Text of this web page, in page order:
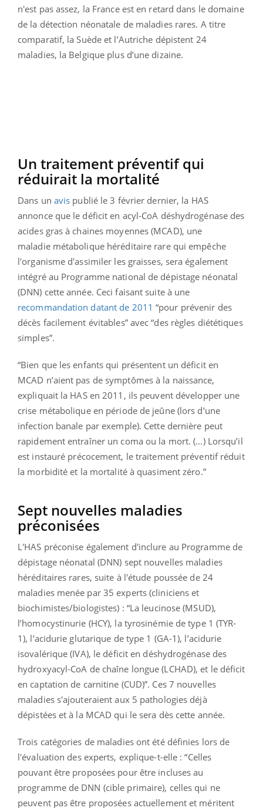
n'est pas assez, la France est en retard dans le domaine
de la détection néonatale de maladies rares. A titre
comparatif, la Suède et l’Autriche dépistent 24
maladies, la Belgique plus d’une dizaine.
Un traitement préventif qui
réduirait la mortalité
Dans un avis publié le 3 février dernier, la HAS
annonce que le déficit en acyl-CoA déshydrogénase des
acides gras à chaines moyennes (MCAD), une
maladie métabolique héréditaire rare qui empêche
l'organisme d'assimiler les graisses, sera également
intégré au Programme national de dépistage néonatal
(DNN) cette année. Ceci faisant suite à une
recommandation datant de 2011 “pour prévenir des
décès facilement évitables” avec “des règles diététiques
simples”.
“Bien que les enfants qui présentent un déficit en
MCAD n’aient pas de symptômes à la naissance,
expliquait la HAS en 2011, ils peuvent développer une
crise métabolique en période de jeûne (lors d’une
infection banale par exemple). Cette dernière peut
rapidement entraîner un coma ou la mort. (...) Lorsqu’il
est instauré précocement, le traitement préventif réduit
la morbidité et la mortalité à quasiment zéro.”
Sept nouvelles maladies
préconisées
L'HAS préconise également d'inclure au Programme de
dépistage néonatal (DNN) sept nouvelles maladies
héréditaires rares, suite à l'étude poussée de 24
maladies menée par 35 experts (cliniciens et
biochimistes/biologistes) : “La leucinose (MSUD),
l’homocystinurie (HCY), la tyrosinémie de type 1 (TYR-
1), l’acidurie glutarique de type 1 (GA-1), l’acidurie
isovalérique (IVA), le déficit en déshydrogénase des
hydroxyacyl-CoA de chaîne longue (LCHAD), et le déficit
en captation de carnitine (CUD)”. Ces 7 nouvelles
maladies s'ajouteraient aux 5 pathologies déjà
dépistées et à la MCAD qui le sera dès cette année.
Trois catégories de maladies ont été définies lors de
l'évaluation des experts, explique-t-elle : “Celles
pouvant être proposées pour être incluses au
programme de DNN (cible primaire), celles qui ne
peuvent pas être proposées actuellement et méritent